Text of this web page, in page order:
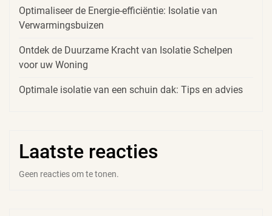
Optimaliseer de Energie-efficiëntie: Isolatie van
Verwarmingsbuizen
Ontdek de Duurzame Kracht van Isolatie Schelpen
voor uw Woning
Optimale isolatie van een schuin dak: Tips en advies
Laatste reacties
Geen reacties om te tonen.